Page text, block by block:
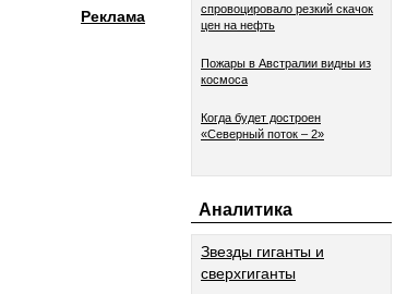
Реклама
спровоцировало резкий скачок
цен на нефть
Пожары в Австралии видны из
космоса
Когда будет достроен
«Северный поток – 2»
Аналитика
Звезды гиганты и
сверхгиганты